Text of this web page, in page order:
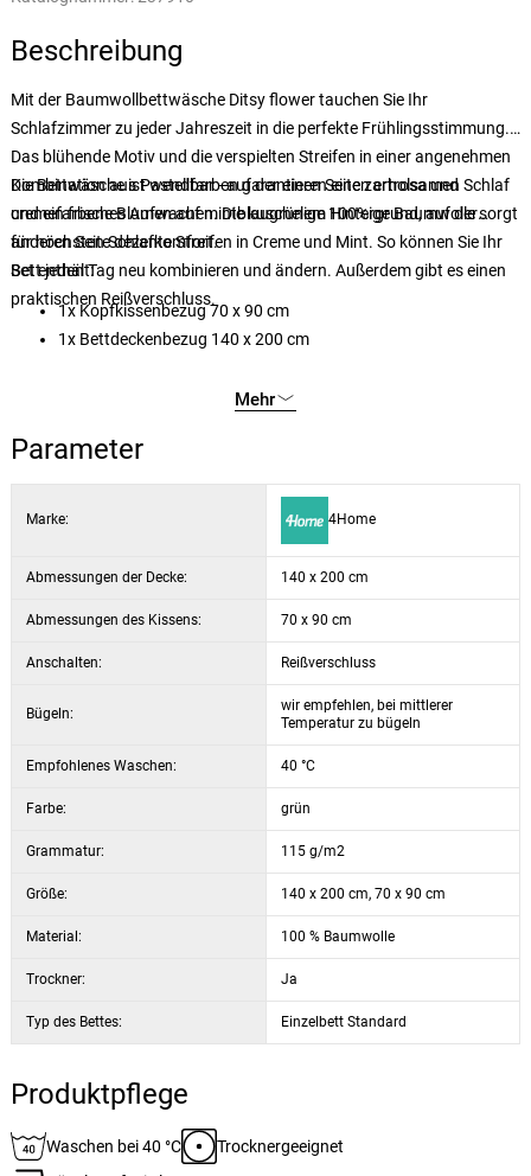
Beschreibung
Mit der Baumwollbettwäsche Ditsy flower tauchen Sie Ihr
Schlafzimmer zu jeder Jahreszeit in die perfekte Frühlingsstimmung.
Das blühende Motiv und die verspielten Streifen in einer angenehmen
Kombination aus Pastellfarben garantieren einen erholsamen Schlaf
und ein frisches Aufwachen. Die kuschelige 100%ige Baumwolle sorgt
für höchsten Schlafkomfort.
Die Bettwäsche ist wendbar - auf der einen Seite zartrosa und
cremefarbene Blumen auf mintblaugrünem Hintergrund, auf der
anderen Seite dezente Streifen in Creme und Mint. So können Sie Ihr
Bett jeden Tag neu kombinieren und ändern. Außerdem gibt es einen
praktischen Reißverschluss.
Set enthält:
1x Kopfkissenbezug 70 x 90 cm
1x Bettdeckenbezug 140 x 200 cm
Mehr
Parameter
Marke: 4Home
Abmessungen der Decke: 140 x 200 cm
Abmessungen des Kissens: 70 x 90 cm
Anschalten: Reißverschluss
Bügeln:
wir empfehlen, bei mittlerer
Temperatur zu bügeln
Empfohlenes Waschen: 40 °C
Farbe: grün
Grammatur: 115 g/m2
Größe: 140 x 200 cm, 70 x 90 cm
Material: 100 % Baumwolle
Trockner: Ja
Typ des Bettes: Einzelbett Standard
Produktpflege
Waschen bei 40 °C
Trocknergeeignet